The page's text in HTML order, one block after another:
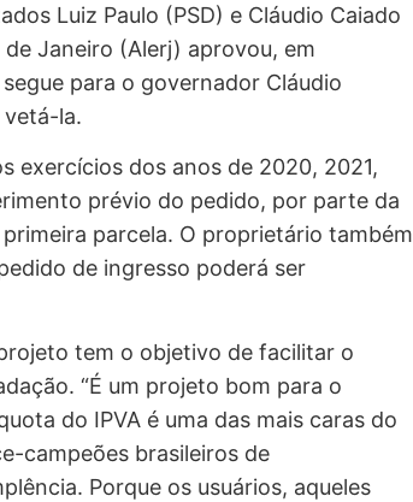
Luiz Paulo (PSD) e Cláudio Caiado
de Janeiro (Alerj) aprovou, em
para o governador Cláudio
vetá-la.
exercícios dos anos de 2020, 2021,
prévio do pedido, por parte da
parcela. O proprietário também
de ingresso poderá ser
tem o objetivo de facilitar o
“É um projeto bom para o
do IPVA é uma das mais caras do
campeões brasileiros de
Porque os usuários, aqueles